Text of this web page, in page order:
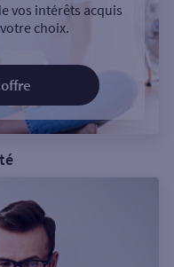
vos intérêts acquis
choix.